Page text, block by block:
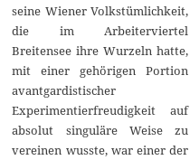
seine Wiener Volkstümlichkeit,
die im Arbeiterviertel
Breitensee ihre Wurzeln hatte,
mit einer gehörigen Portion
avantgardistischer
Experimentierfreudigkeit auf
absolut singuläre Weise zu
vereinen wusste, war einer der